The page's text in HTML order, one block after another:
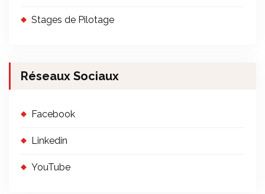
Stages de Pilotage
Réseaux Sociaux
Facebook
Linkedin
YouTube